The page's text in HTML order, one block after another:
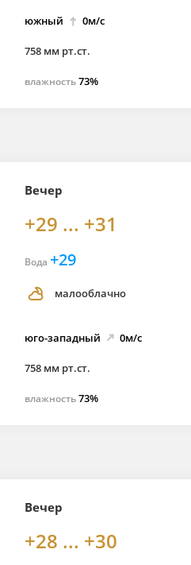
южный 0м/с
758 мм рт.ст.
влажность73%
Вечер
+29 ... +31
Вода +29
малооблачно
юго-западный 0м/с
758 мм рт.ст.
влажность73%
Вечер
+28 ... +30